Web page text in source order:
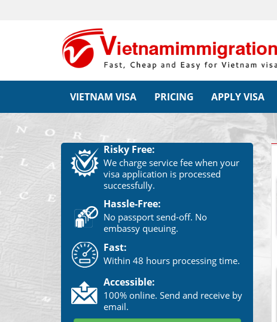
VIETNAM VISA PRICING APPLY VISA
Risky Free:
We charge service fee when your
visa application is processed
successfully.
Hassle-Free:
No passport send-off. No
embassy queuing.
Fast:
Within 48 hours processing time.
Accessible:
100% online. Send and receive by
email.